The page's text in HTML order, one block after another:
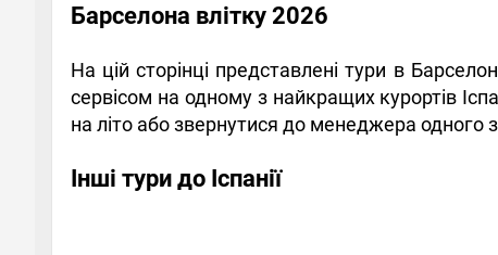
Барселона влітку 2026
На цій сторінці представлені тури в
сервісом на одному з найкращих курортів
на літо або звернутися до менеджера одного
Інші тури до Іспанії